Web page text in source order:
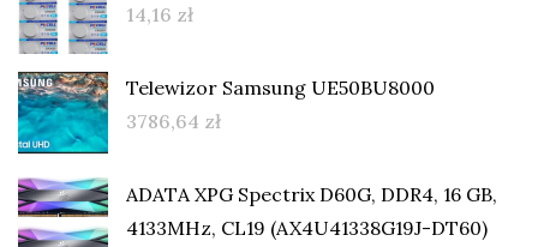
14,16 zł
Telewizor Samsung UE50BU8000
3786,64 zł
ADATA XPG Spectrix D60G, DDR4, 16 GB,
4133MHz, CL19 (AX4U41338G19J-DT60)